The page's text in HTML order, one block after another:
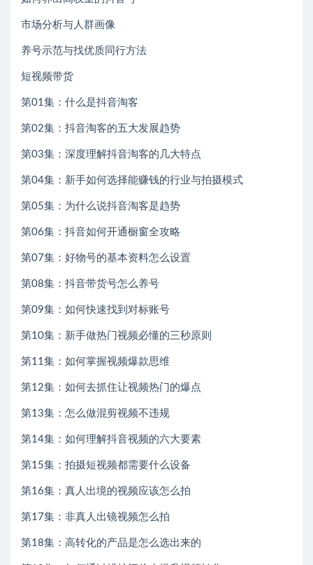
市场分析与人群画像
养号示范与找优质同行方法
短视频带货
第01集：什么是抖音淘客
第02集：抖音淘客的五大发展趋势
第03集：深度理解抖音淘客的几大特点
第04集：新手如何选择能赚钱的行业与拍摄模式
第05集：为什么说抖音淘客是趋势
第06集：抖音如何开通橱窗全攻略
第07集：好物号的基本资料怎么设置
第08集：抖音带货号怎么养号
第09集：如何快速找到对标账号
第10集：新手做热门视频必懂的三秒原则
第11集：如何掌握视频爆款思维
第12集：如何去抓住让视频热门的爆点
第13集：怎么做混剪视频不违规
第14集：如何理解抖音视频的六大要素
第15集：拍摄短视频都需要什么设备
第16集：真人出境的视频应该怎么拍
第17集：非真人出镜视频怎么拍
第18集：高转化的产品是怎么选出来的